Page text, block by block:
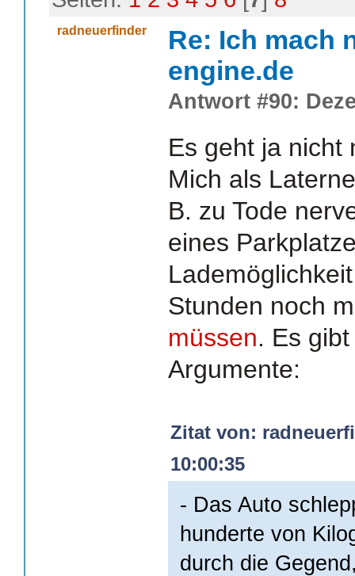
radneuerfinder
Re: Ich mach
engine.de
Antwort #90:
Es geht ja nicht
Mich als
B. zu Tode
eines
Stunden noch
müssen. Es
Argumente:
Zitat von:
10:00:35
- Das Auto
hunderte von
durch die